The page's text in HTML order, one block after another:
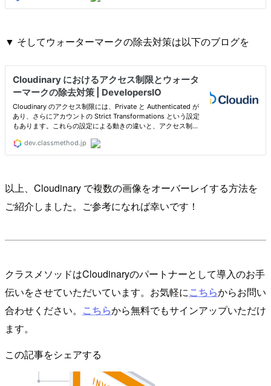
▼ そしてウォーターマークの除去対策は以下のブログを
以上、Cloudinary で複数の画像をオーバーレイする方法を
ご紹介しました。ご参考になれば幸いです！
クラスメソッドはCloudinaryのパートナーとして導入のお手
伝いをさせていただいています。お気軽にこちらからお問い
合わせください。 こちらから無料でもサインアップいただけ
ます。
この記事をシェアする